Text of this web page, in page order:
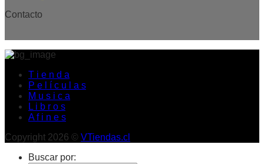
Contacto
T i e n d a
P e l í c u l a s
M u s i c a
L i b r o s
A f i n e s
Copyright 2026 © VTiendas.cl
Buscar por: